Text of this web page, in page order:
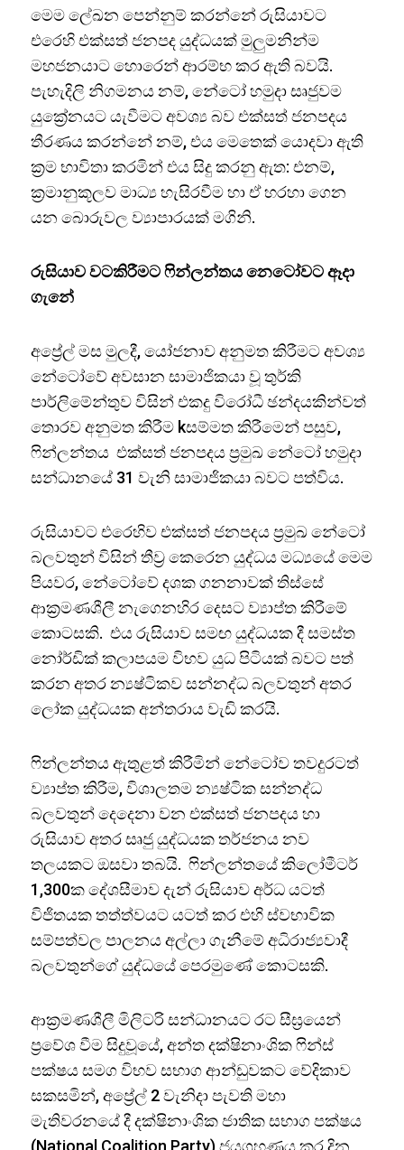
මෙම ලේඛන පෙන්නුම් කරන්නේ රුසියාවට
එරෙහි එක්සත් ජනපද යුද්ධයක් මුලුමනින්ම
මහජනයාට හොරෙන් ආරම්භ කර ඇති බවයි.
පැහැදිලි නිගමනය නම්, නේටෝ හමුදා සෘජුවම
යුක්‍රේනයට යැවීමට අවශ්‍ය බව එක්සත් ජනපදය
තීරණය කරන්නේ නම්, එය මෙතෙක් යොදවා ඇති
ක්‍රම භාවිතා කරමින් එය සිදු කරනු ඇත: එනම්,
ක්‍රමානුකූලව මාධ්‍ය හැසිරවීම හා ඒ හරහා ගෙන
යන බොරුවල ව්‍යාපාරයක් මගිනි.
රුසියාව වටකිරීමට ෆින්ලන්තය නෙටෝවට ඈදා
ගැනේ
අප්‍රේල් මස මුලදී, යෝජනාව අනුමත කිරීමට අවශ්‍ය
නේටෝවේ අවසාන සාමාජිකයා වූ තුර්කි
පාර්ලිමේන්තුව විසින් එකදු විරෝධී ඡන්දයකින්වත්
තොරව අනුමත කිරීම kසම්මත කිරීමෙන් පසුව,
ෆින්ලන්තය එක්සත් ජනපදය ප්‍රමුඛ නේටෝ හමුදා
සන්ධානයේ 31 වැනි සාමාජිකයා බවට පත්විය.
රුසියාවට එරෙහිව එක්සත් ජනපදය ප්‍රමුඛ නේටෝ
බලවතුන් විසින් තීව්‍ර කෙරෙන යුද්ධය මධ්‍යයේ මෙම
පියවර, නේටෝවේ දශක ගනනාවක් තිස්සේ
ආක්‍රමණශීලී නැගෙනහිර දෙසට ව්‍යාප්ත කිරීමේ
කොටසකි. එය රුසියාව සමඟ යුද්ධයක දී සමස්ත
නෝර්ඩික් කලාපයම විභව යුධ පිටියක් බවට පත්
කරන අතර න්‍යෂ්ටිකව සන්නද්ධ බලවතුන් අතර
ලෝක යුද්ධයක අන්තරාය වැඩි කරයි.
ෆින්ලන්තය ඇතුළත් කිරීමින් නේටෝව තවදුරටත්
ව්‍යාප්ත කිරීම, විශාලතම න්‍යෂ්ටික සන්නද්ධ
බලවතුන් දෙදෙනා වන එක්සත් ජනපදය හා
රුසියාව අතර සෘජු යුද්ධයක තර්ජනය නව
තලයකට ඔසවා තබයි. ෆින්ලන්තයේ කිලෝමීටර්
1,300ක දේශසීමාව දැන් රුසියාව අර්ධ යටත්
විජිතයක තත්ත්වයට යටත් කර එහි ස්වභාවික
සම්පත්වල පාලනය අල්ලා ගැනීමේ අධිරාජ්‍යවාදී
බලවතුන්ගේ යුද්ධයේ පෙරමුණේ කොටසකි.
ආක්‍රමණශීලී මිලිටරි සන්ධානයට රට සීඝ්‍රයෙන්
ප්‍රවේශ වීම සිදුවූයේ, අන්ත දක්ෂිනාංශික ෆින්ස්
පක්ෂය සමග විභව සභාග ආන්ඩුවකට වේදිකාව
සකසමින්, අප්‍රේල් 2 වැනිදා පැවති මහා
මැතිවරනයේ දී දක්ෂිනාංශික ජාතික සභාග පක්ෂය
(National Coalition Party) ජයග්‍රහණය කර දින